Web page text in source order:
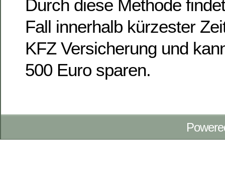
Durch diese Methode
Fall innerhalb kürzester
KFZ Versicherung und
500 Euro sparen.